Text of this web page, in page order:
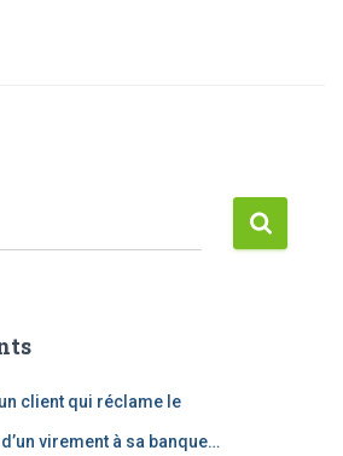
client qui réclame le
virement à sa banque…